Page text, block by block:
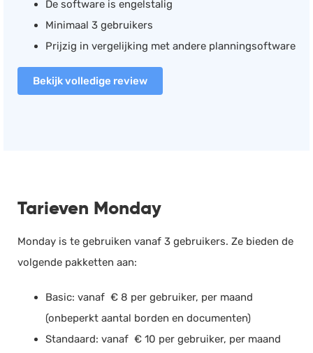
De software is engelstalig
Minimaal 3 gebruikers
Prijzig in vergelijking met andere planningsoftware
Bekijk volledige review
Tarieven Monday
Monday is te gebruiken vanaf 3 gebruikers. Ze bieden de
volgende pakketten aan:
Basic: vanaf € 8 per gebruiker, per maand
(onbeperkt aantal borden en documenten)
Standaard: vanaf € 10 per gebruiker, per maand